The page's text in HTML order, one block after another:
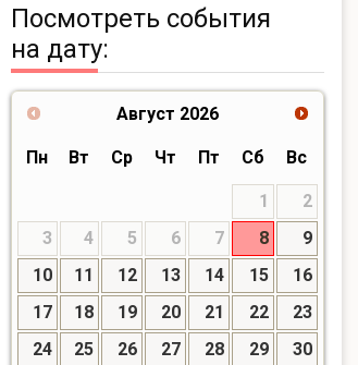
Посмотреть события
на дату:
Август 2026
Пн Вт Ср Чт Пт Сб Вс
1
2
3
4 5 6 7 8
9
10
11 12 13 14 15
16
17
18 19 20 21 22
23
24
25 26 27 28 29
30